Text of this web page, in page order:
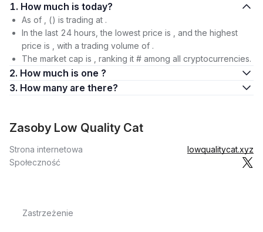
1. How much is today?
As of , () is trading at .
In the last 24 hours, the lowest price is , and the highest
price is , with a trading volume of .
The market cap is , ranking it # among all cryptocurrencies.
2. How much is one ?
3. How many are there?
Zasoby Low Quality Cat
Strona internetowa
lowqualitycat.xyz
Społeczność
Zastrzeżenie